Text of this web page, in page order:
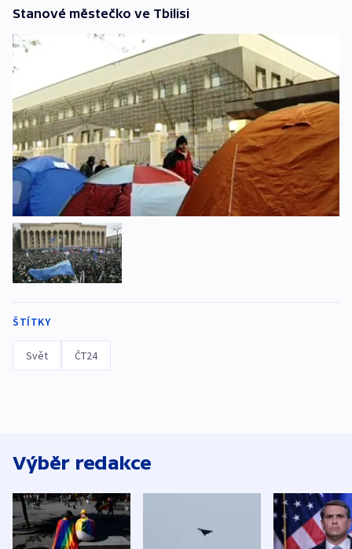
Stanové městečko ve Tbilisi
ŠTÍTKY
Svět ČT24
Výběr redakce